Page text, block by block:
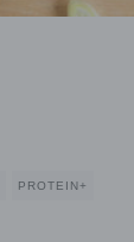
PROTEIN+